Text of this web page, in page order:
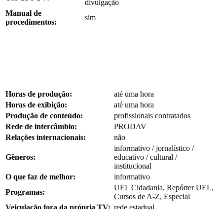
divulgação
Manual de
procedimentos:
sim
Horas de produção:
até uma hora
Horas de exibição:
até uma hora
Produção de conteúdo:
profissionais contratados
Rede de intercâmbio:
PRODAV
Relações internacionais:
não
Gêneros:
informativo / jornalístico /
educativo / cultural /
institucional
O que faz de melhor:
informativo
Programas:
UEL Cidadania, Repórter UEL,
Cursos de A-Z, Especial